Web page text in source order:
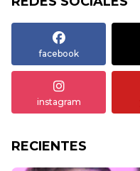
facebook
instagram
RECIENTES